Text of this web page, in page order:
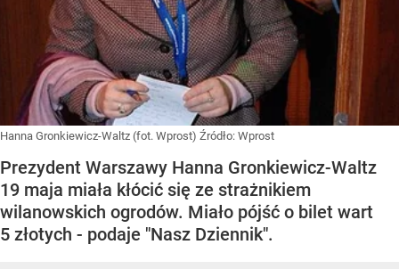
Hanna Gronkiewicz-Waltz (fot. Wprost) Źródło: Wprost
Prezydent Warszawy Hanna Gronkiewicz-Waltz
19 maja miała kłócić się ze strażnikiem
wilanowskich ogrodów. Miało pójść o bilet wart
5 złotych - podaje "Nasz Dziennik".